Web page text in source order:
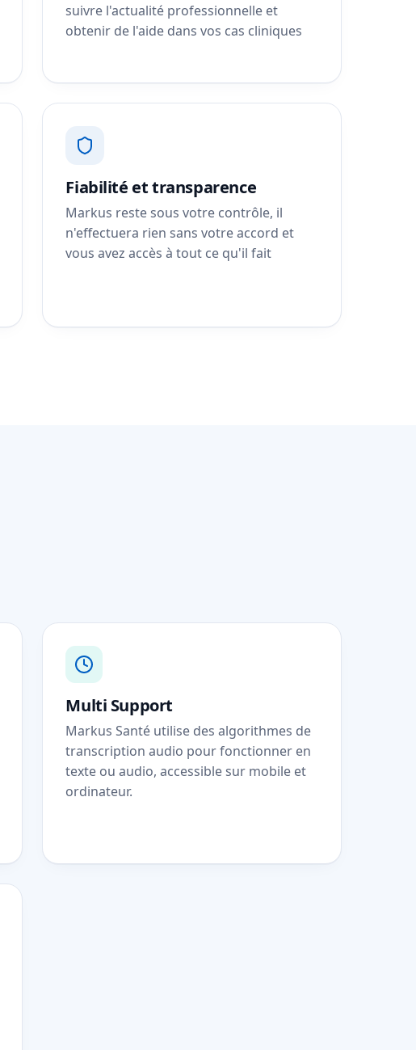
suivre l'actualité professionnelle et
obtenir de l'aide dans vos cas cliniques
Fiabilité et transparence
Markus reste sous votre contrôle, il
n'effectuera rien sans votre accord et
vous avez accès à tout ce qu'il fait
Multi Support
Markus Santé utilise des algorithmes de
transcription audio pour fonctionner en
texte ou audio, accessible sur mobile et
ordinateur.